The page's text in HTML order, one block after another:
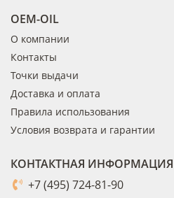
OEM-OIL
О компании
Контакты
Точки выдачи
Доставка и оплата
Правила использования
Условия возврата и гарантии
КОНТАКТНАЯ ИНФОРМАЦИЯ
+7 (495) 724-81-90